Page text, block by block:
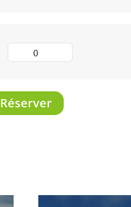
Réserver